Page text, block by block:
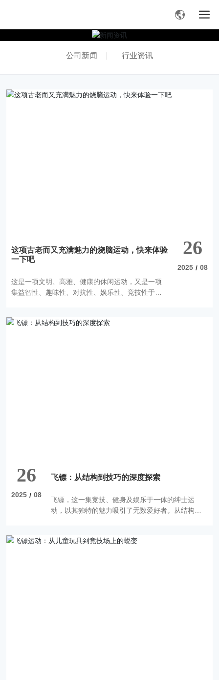
公司新闻 行业资讯
这项古老而又充满魅力的烧脑运动，快来体验
一下吧
这是一项文明、高雅、健康的休闲运动，又是一项
集益智性、趣味性、对抗性、娱乐性、竞技性于一
到是什么运动了吗？今天，让我们走近飞镖运动。
26
2025 / 08
飞镖：从结构到技巧的深度探索
飞镖，这一集竞技、健身及娱乐于一体的绅士运
动，以其独特的魅力吸引了无数爱好者。从结构到
部分构成到比赛规则，让您对飞镖有一个全面的认
26
2025 / 08